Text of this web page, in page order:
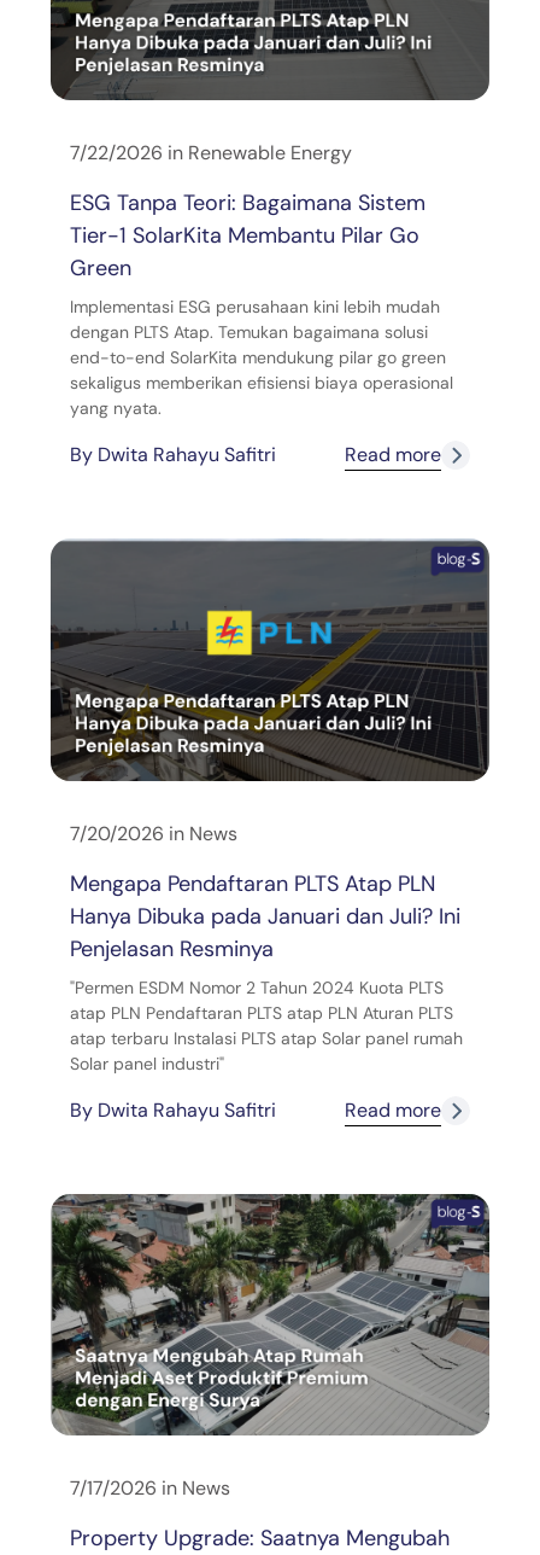
7/22/2026 in Renewable Energy
ESG Tanpa Teori: Bagaimana Sistem
Tier-1 SolarKita Membantu Pilar Go
Green
Implementasi ESG perusahaan kini lebih mudah
dengan PLTS Atap. Temukan bagaimana solusi
end-to-end SolarKita mendukung pilar go green
sekaligus memberikan efisiensi biaya operasional
yang nyata.
By Dwita Rahayu Safitri Read more
7/20/2026 in News
Mengapa Pendaftaran PLTS Atap PLN
Hanya Dibuka pada Januari dan Juli? Ini
Penjelasan Resminya
"Permen ESDM Nomor 2 Tahun 2024 Kuota PLTS
atap PLN Pendaftaran PLTS atap PLN Aturan PLTS
atap terbaru Instalasi PLTS atap Solar panel rumah
Solar panel industri"
By Dwita Rahayu Safitri Read more
7/17/2026 in News
Property Upgrade: Saatnya Mengubah